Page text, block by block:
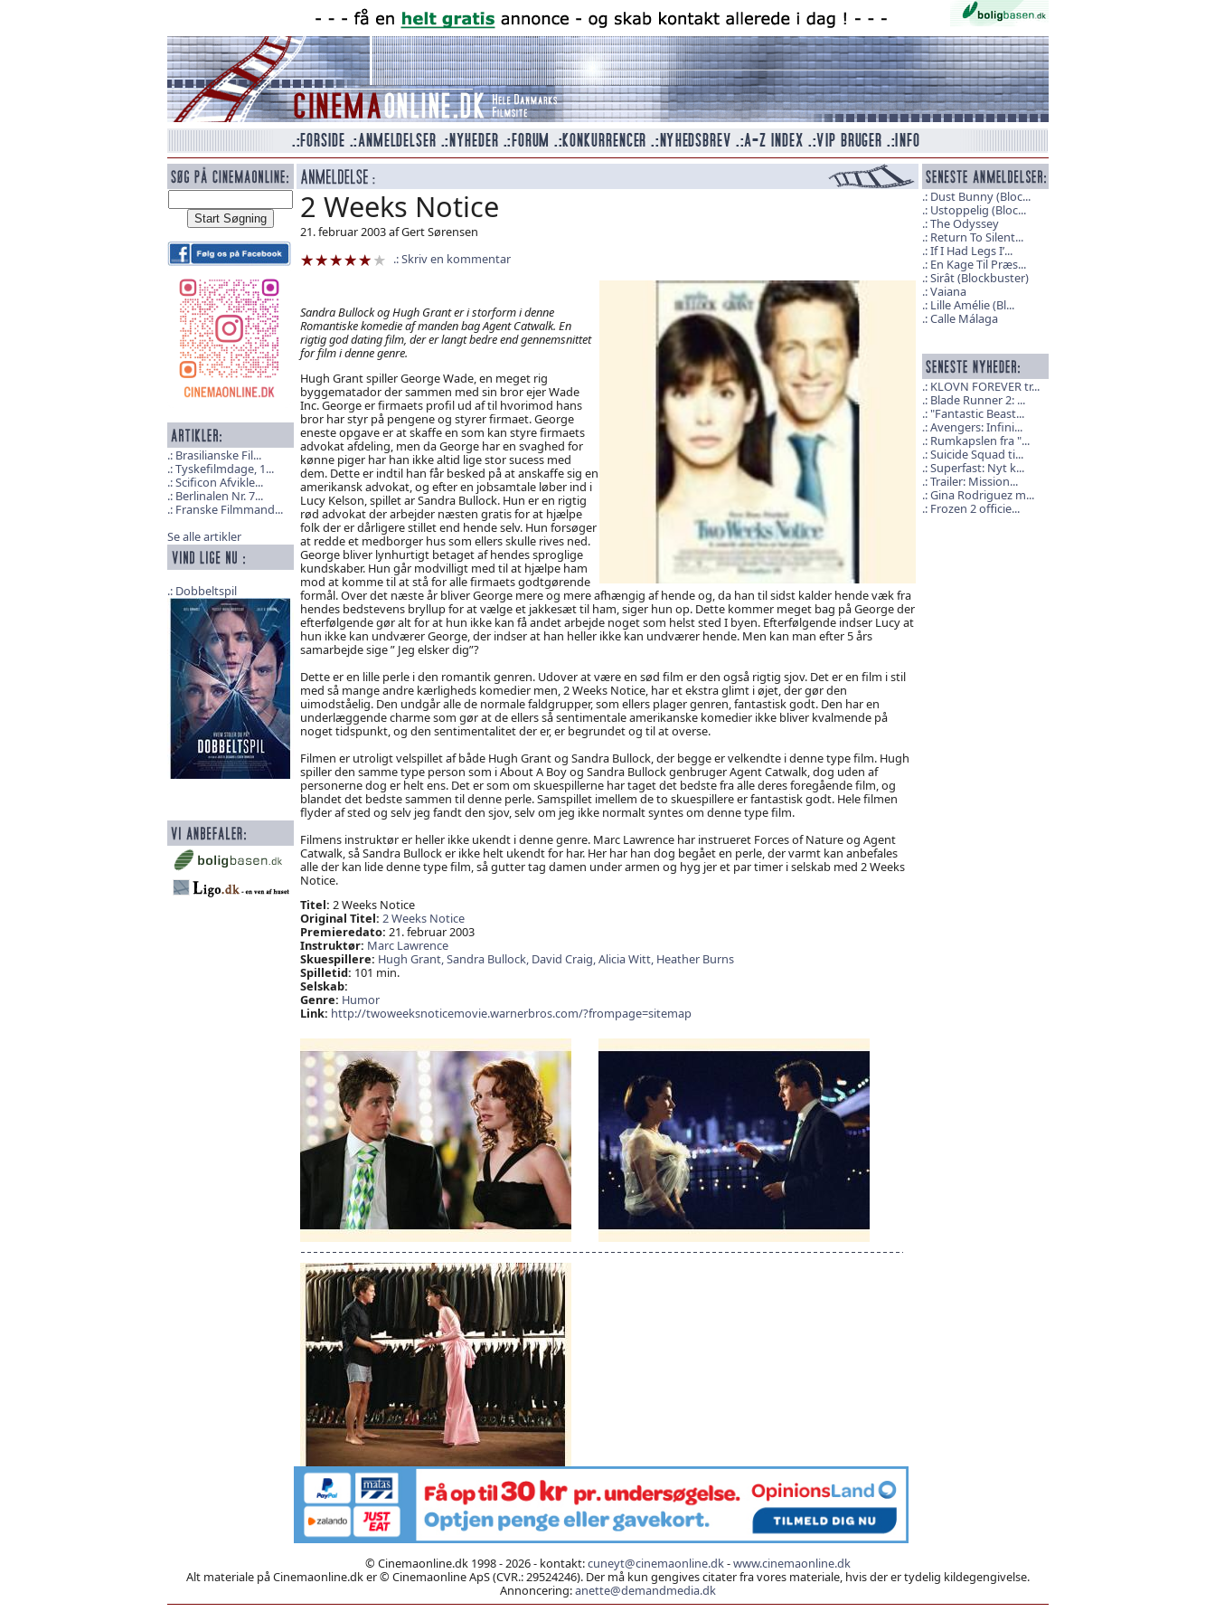
Brasilianske Fil...
Tyskefilmdage, 1...
Scificon Afvikle...
Berlinalen Nr. 7...
Franske Filmmand...
Se alle artikler
Dobbeltspil
2 Weeks Notice
21. februar 2003 af Gert Sørensen
Skriv en kommentar
Sandra Bullock og Hugh Grant er i storform i denne
Romantiske komedie af manden bag Agent Catwalk. En
rigtig god dating film, der er langt bedre end gennemsnittet
for film i denne genre.
Hugh Grant spiller George Wade, en meget rig
byggematador der sammen med sin bror ejer Wade
Inc. George er firmaets profil ud af til hvorimod hans
bror har styr på pengene og styrer firmaet. George
eneste opgave er at skaffe en som kan styre firmaets
advokat afdeling, men da George har en svaghed for
kønne piger har han ikke altid lige stor sucess med
dem. Dette er indtil han får besked på at anskaffe sig en
amerikansk advokat, og efter en jobsamtale løber ind i
Lucy Kelson, spillet ar Sandra Bullock. Hun er en rigtig
rød advokat der arbejder næsten gratis for at hjælpe
folk der er dårligere stillet end hende selv. Hun forsøger
at redde et medborger hus som ellers skulle rives ned.
George bliver lynhurtigt betaget af hendes sproglige
kundskaber. Hun går modvilligt med til at hjælpe ham
mod at komme til at stå for alle firmaets godtgørende
formål. Over det næste år bliver George mere og mere afhængig af hende og, da han til sidst kalder hende væk fra
hendes bedstevens bryllup for at vælge et jakkesæt til ham, siger hun op. Dette kommer meget bag på George der
efterfølgende gør alt for at hun ikke kan få andet arbejde noget som helst sted I byen. Efterfølgende indser Lucy at
hun ikke kan undværer George, der indser at han heller ikke kan undværer hende. Men kan man efter 5 års
samarbejde sige ” Jeg elsker dig”?
Dette er en lille perle i den romantik genren. Udover at være en sød film er den også rigtig sjov. Det er en film i stil
med så mange andre kærligheds komedier men, 2 Weeks Notice, har et ekstra glimt i øjet, der gør den
uimodståelig. Den undgår alle de normale faldgrupper, som ellers plager genren, fantastisk godt. Den har en
underlæggende charme som gør at de ellers så sentimentale amerikanske komedier ikke bliver kvalmende på
noget tidspunkt, og den sentimentalitet der er, er begrundet og til at overse.
Filmen er utroligt velspillet af både Hugh Grant og Sandra Bullock, der begge er velkendte i denne type film. Hugh
spiller den samme type person som i About A Boy og Sandra Bullock genbruger Agent Catwalk, dog uden af
personerne dog er helt ens. Det er som om skuespillerne har taget det bedste fra alle deres foregående film, og
blandet det bedste sammen til denne perle. Samspillet imellem de to skuespillere er fantastisk godt. Hele filmen
flyder af sted og selv jeg fandt den sjov, selv om jeg ikke normalt syntes om denne type film.
Filmens instruktør er heller ikke ukendt i denne genre. Marc Lawrence har instrueret Forces of Nature og Agent
Catwalk, så Sandra Bullock er ikke helt ukendt for har. Her har han dog begået en perle, der varmt kan anbefales
alle der kan lide denne type film, så gutter tag damen under armen og hyg jer et par timer i selskab med 2 Weeks
Notice.
Titel: 2 Weeks Notice
Original Titel: 2 Weeks Notice
Premieredato: 21. februar 2003
Instruktør: Marc Lawrence
Skuespillere: Hugh Grant,Sandra Bullock, David Craig,Alicia Witt, Heather Burns
Spilletid: 101 min.
Selskab:
Genre: Humor
Link: http://twoweeksnoticemovie.warnerbros.com/?frompage=sitemap
Dust Bunny (Bloc...
Ustoppelig (Bloc...
The Odyssey
Return To Silent...
If I Had Legs I’...
En Kage Til Præs...
Sirât (Blockbuster)
Vaiana
Lille Amélie (Bl...
Calle Málaga
KLOVN FOREVER tr...
Blade Runner 2: ...
"Fantastic Beast...
Avengers: Infini...
Rumkapslen fra "...
Suicide Squad ti...
Superfast: Nyt k...
Trailer: Mission...
Gina Rodriguez m...
Frozen 2 officie...
© Cinemaonline.dk 1998 - 2026 - kontakt:cuneyt@cinemaonline.dk-www.cinemaonline.dk
Alt materiale på Cinemaonline.dk er © Cinemaonline ApS (CVR.: 29524246). Der må kun gengives citater fra vores materiale, hvis der er tydelig kildegengivelse.
Annoncering:anette@demandmedia.dk